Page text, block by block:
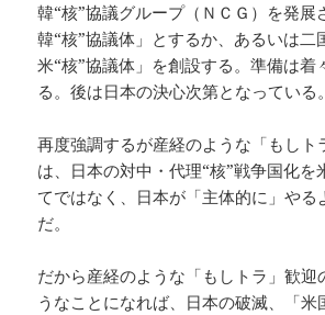
韓“核”協議グループ（ＮＣＧ）を発展
韓“核”協議体」とするか、あるいは二
米“核”協議体」を創設する。準備は着
る。後は日本の決心次第となっている。
再度強調するが産経のような「もしト
は、日本の対中・代理“核”戦争国化を
てではなく、日本が「主体的に」やる
だ。
だから産経のような「もしトラ」歓迎
うなことになれば、日本の破滅、「米